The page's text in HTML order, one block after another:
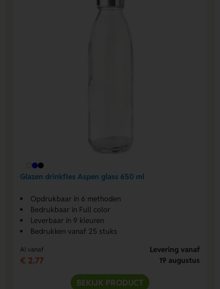
Glazen drinkfles Aspen glass 650 ml
Opdrukbaar in 6 methoden
Bedrukbaar in Full color
Leverbaar in 9 kleuren
Bedrukken vanaf 25 stuks
Al vanaf
€ 2,77
Levering vanaf
19 augustus
BEKIJK PRODUCT